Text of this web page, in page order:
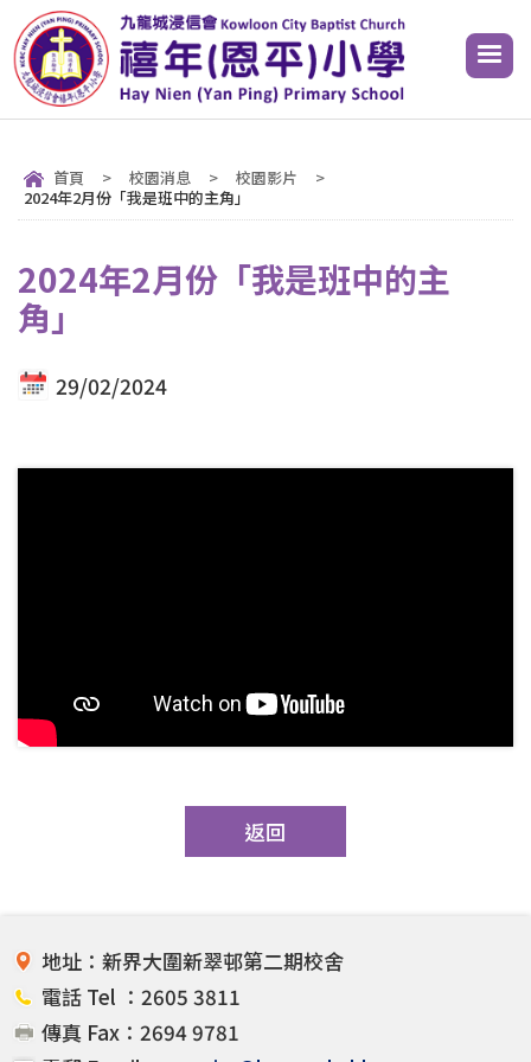
首頁 > 校園消息 > 校園影片
>
2024年2月份「我是班中的主角」
2024年2月份「我是班中的主
角」
29/02/2024
返回
地址：新界大圍新翠邨第二期校舍
電話 Tel ：2605 3811
傳真 Fax：2694 9781